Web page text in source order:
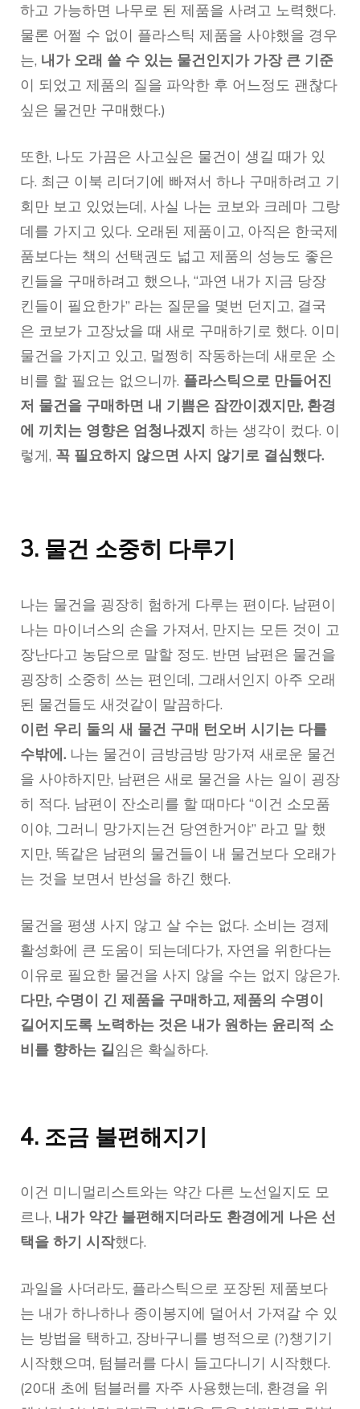
하고 가능하면 나무로 된 제품을 사려고 노력했다.
물론 어쩔 수 없이 플라스틱 제품을 사야했을 경우
는, 내가 오래 쓸 수 있는 물건인지가 가장 큰 기준
이 되었고 제품의 질을 파악한 후 어느정도 괜찮다
싶은 물건만 구매했다.)
또한, 나도 가끔은 사고싶은 물건이 생길 때가 있
다. 최근 이북 리더기에 빠져서 하나 구매하려고 기
회만 보고 있었는데, 사실 나는 코보와 크레마 그랑
데를 가지고 있다. 오래된 제품이고, 아직은 한국제
품보다는 책의 선택권도 넓고 제품의 성능도 좋은
킨들을 구매하려고 했으나, “과연 내가 지금 당장
킨들이 필요한가” 라는 질문을 몇번 던지고, 결국
은 코보가 고장났을 때 새로 구매하기로 했다. 이미
물건을 가지고 있고, 멀쩡히 작동하는데 새로운 소
비를 할 필요는 없으니까. 플라스틱으로 만들어진
저 물건을 구매하면 내 기쁨은 잠깐이겠지만, 환경
에 끼치는 영향은 엄청나겠지 하는 생각이 컸다. 이
렇게, 꼭 필요하지 않으면 사지 않기로 결심했다.
3. 물건 소중히 다루기
나는 물건을 굉장히 험하게 다루는 편이다. 남편이
나는 마이너스의 손을 가져서, 만지는 모든 것이 고
장난다고 농담으로 말할 정도. 반면 남편은 물건을
굉장히 소중히 쓰는 편인데, 그래서인지 아주 오래
된 물건들도 새것같이 말끔하다.
이런 우리 둘의 새 물건 구매 턴오버 시기는 다를
수밖에. 나는 물건이 금방금방 망가져 새로운 물건
을 사야하지만, 남편은 새로 물건을 사는 일이 굉장
히 적다. 남편이 잔소리를 할 때마다 “이건 소모품
이야, 그러니 망가지는건 당연한거야” 라고 말 했
지만, 똑같은 남편의 물건들이 내 물건보다 오래가
는 것을 보면서 반성을 하긴 했다.
물건을 평생 사지 않고 살 수는 없다. 소비는 경제
활성화에 큰 도움이 되는데다가, 자연을 위한다는
이유로 필요한 물건을 사지 않을 수는 없지 않은가.
다만, 수명이 긴 제품을 구매하고, 제품의 수명이
길어지도록 노력하는 것은 내가 원하는 윤리적 소
비를 향하는 길임은 확실하다.
4. 조금 불편해지기
이건 미니멀리스트와는 약간 다른 노선일지도 모
르나, 내가 약간 불편해지더라도 환경에게 나은 선
택을 하기 시작했다.
과일을 사더라도, 플라스틱으로 포장된 제품보다
는 내가 하나하나 종이봉지에 덜어서 가져갈 수 있
는 방법을 택하고, 장바구니를 병적으로 (?)챙기기
시작했으며, 텀블러를 다시 들고다니기 시작했다.
(20대 초에 텀블러를 자주 사용했는데, 환경을 위